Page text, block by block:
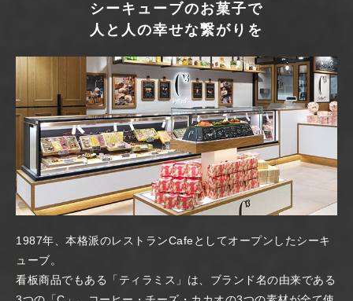
シーキューブのお菓子で
人と人の幸せな繋がりを
1987年、本格派のレストランCafeとしてオープンしたシーキ
ューブ。
看板商品でもある「ティラミス」は、ブランド名の由来である